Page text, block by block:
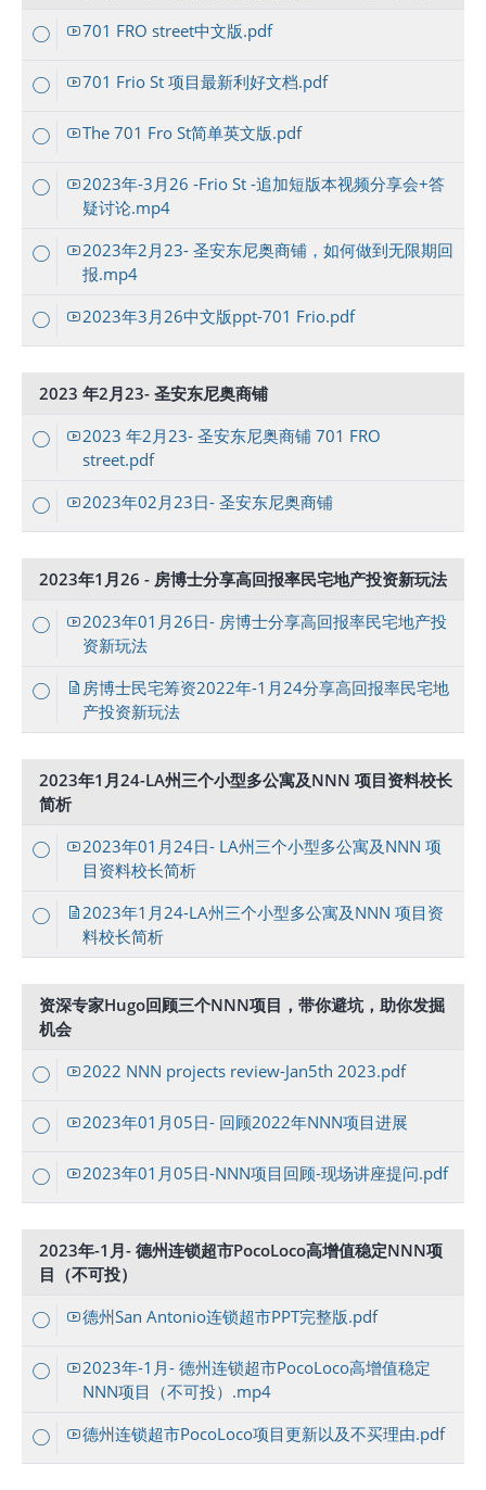
701 FRO street中文版.pdf
701 Frio St 项目最新利好文档.pdf
The 701 Fro St简单英文版.pdf
2023年-3月26 -Frio St -追加短版本视频分享会+答
疑讨论.mp4
2023年2月23- 圣安东尼奥商铺，如何做到无限期回
报.mp4
2023年3月26中文版ppt-701 Frio.pdf
2023 年2月23- 圣安东尼奥商铺
2023 年2月23- 圣安东尼奥商铺 701 FRO
street.pdf
2023年02月23日- 圣安东尼奥商铺
2023年1月26 - 房博士分享高回报率民宅地产投资新玩法
2023年01月26日- 房博士分享高回报率民宅地产投
资新玩法
房博士民宅筹资2022年-1月24分享高回报率民宅地
产投资新玩法
2023年1月24-LA州三个小型多公寓及NNN 项目资料校长
简析
2023年01月24日- LA州三个小型多公寓及NNN 项
目资料校长简析
2023年1月24-LA州三个小型多公寓及NNN 项目资
料校长简析
资深专家Hugo回顾三个NNN项目，带你避坑，助你发掘
机会
2022 NNN projects review-Jan5th 2023.pdf
2023年01月05日- 回顾2022年NNN项目进展
2023年01月05日-NNN项目回顾-现场讲座提问.pdf
2023年-1月- 德州连锁超市PocoLoco高增值稳定NNN项
目（不可投）
德州San Antonio连锁超市PPT完整版.pdf
2023年-1月- 德州连锁超市PocoLoco高增值稳定
NNN项目（不可投）.mp4
德州连锁超市PocoLoco项目更新以及不买理由.pdf